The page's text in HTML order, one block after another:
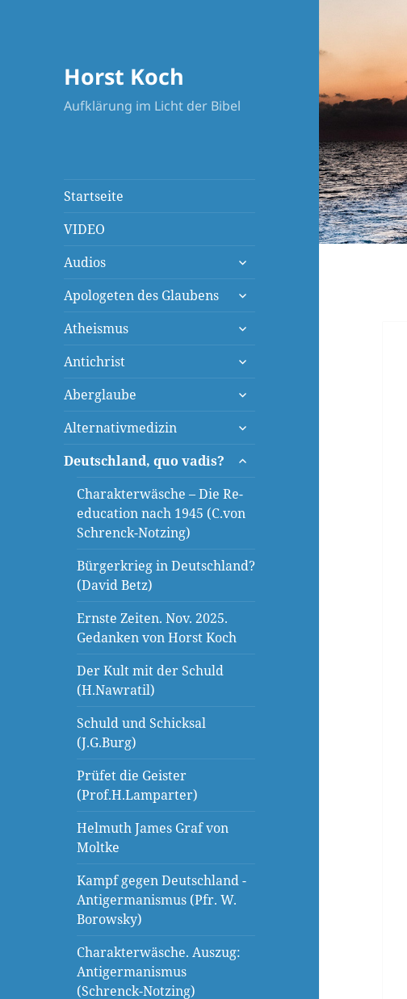
Horst Koch
Aufklärung im Licht der Bibel
Startseite
VIDEO
Audios
untermenü
Apologeten des Glaubens
untermenü
Atheismus
untermenü
Antichrist
untermenü
Aberglaube
untermenü
Alternativmedizin
untermenü
Deutschland, quo vadis?
untermenü
Charakterwäsche – Die Re-
education nach 1945 (C.von
Schrenck-Notzing)
Bürgerkrieg in Deutschland?
(David Betz)
Ernste Zeiten. Nov. 2025.
Gedanken von Horst Koch
Der Kult mit der Schuld
(H.Nawratil)
Schuld und Schicksal
(J.G.Burg)
Prüfet die Geister
(Prof.H.Lamparter)
Helmuth James Graf von
Moltke
Kampf gegen Deutschland -
Antigermanismus (Pfr. W.
Borowsky)
Charakterwäsche. Auszug:
Antigermanismus
(Schrenck-Notzing)